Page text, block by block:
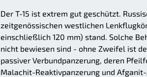
Der T-15 ist extrem gut geschützt.
zeitgenössischen westlichen
einschließlich 120 mm) stand. Solche
nicht bewiesen sind - ohne Zweifel ist
passiver Verbundpanzerung, deren
Malachit-Reaktivpanzerung und